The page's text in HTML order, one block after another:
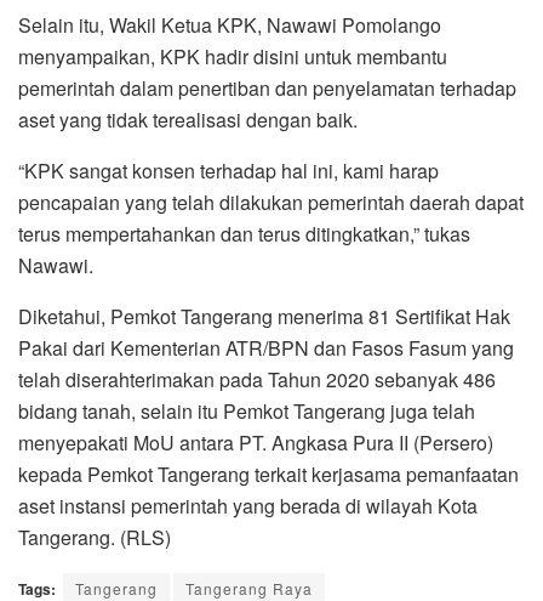
Selain itu, Wakil Ketua KPK, Nawawi Pomolango
menyampaikan, KPK hadir disini untuk membantu
pemerintah dalam penertiban dan penyelamatan terhadap
aset yang tidak terealisasi dengan baik.
“KPK sangat konsen terhadap hal ini, kami harap
pencapaian yang telah dilakukan pemerintah daerah dapat
terus mempertahankan dan terus ditingkatkan,” tukas
Nawawi.
Diketahui, Pemkot Tangerang menerima 81 Sertifikat Hak
Pakai dari Kementerian ATR/BPN dan Fasos Fasum yang
telah diserahterimakan pada Tahun 2020 sebanyak 486
bidang tanah, selain itu Pemkot Tangerang juga telah
menyepakati MoU antara PT. Angkasa Pura II (Persero)
kepada Pemkot Tangerang terkait kerjasama pemanfaatan
aset instansi pemerintah yang berada di wilayah Kota
Tangerang. (RLS)
Tags: Tangerang Tangerang Raya